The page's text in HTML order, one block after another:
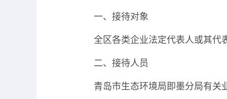
一、接待对象
全区各类企业法定代表人或其代
二、接待人员
青岛市生态环境局即墨分局有关